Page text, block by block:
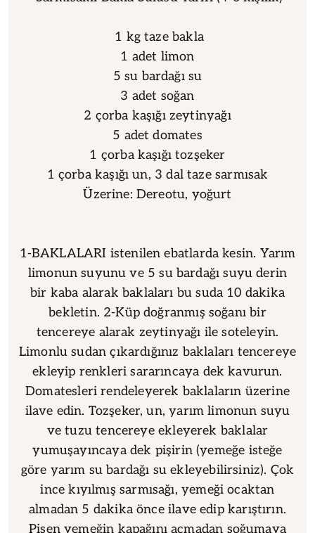
1 kg taze bakla
1 adet limon
5 su bardağı su
3 adet soğan
2 çorba kaşığı zeytinyağı
5 adet domates
1 çorba kaşığı tozşeker
1 çorba kaşığı un, 3 dal taze sarmısak
Üzerine: Dereotu, yoğurt
1-BAKLALARI istenilen ebatlarda kesin. Yarım
limonun suyunu ve 5 su bardağı suyu derin
bir kaba alarak baklaları bu suda 10 dakika
bekletin. 2-Küp doğranmış soğanı bir
tencereye alarak zeytinyağı ile soteleyin.
Limonlu sudan çıkardığınız baklaları tencereye
ekleyip renkleri sararıncaya dek kavurun.
Domatesleri rendeleyerek baklaların üzerine
ilave edin. Tozşeker, un, yarım limonun suyu
ve tuzu tencereye ekleyerek baklalar
yumuşayıncaya dek pişirin (yemeğe isteğe
göre yarım su bardağı su ekleyebilirsiniz). Çok
ince kıyılmış sarmısağı, yemeği ocaktan
almadan 5 dakika önce ilave edip karıştırın.
Pişen yemeğin kapağını açmadan soğumaya